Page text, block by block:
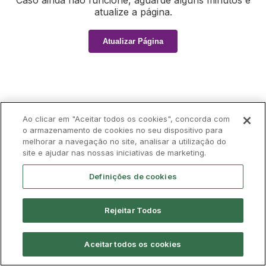
atualize a página.
Atualizar Página
Ao clicar em "Aceitar todos os cookies", concorda com
o armazenamento de cookies no seu dispositivo para
melhorar a navegação no site, analisar a utilização do
site e ajudar nas nossas iniciativas de marketing.
Definições de cookies
Rejeitar Todos
Aceitar todos os cookies